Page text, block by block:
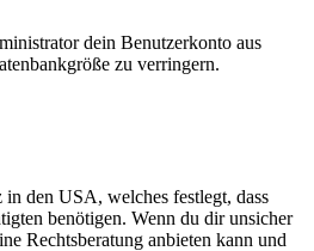
dein Benutzerkonto aus
zu verringern.
den USA, welches festlegt, dass
benötigen. Wenn du dir unsicher
Rechtsberatung anbieten kann und